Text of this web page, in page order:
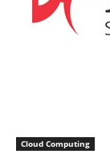
Cloud Computing